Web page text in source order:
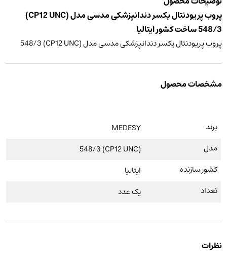
پروب پریودنتال یکسر دندانپزشکی مدسی مدل (CP12 UNC)
548/3 ساخت کشور ایتالیا
پروب پریودنتال یکسر دندانپزشکی مدسی مدل (CP12 UNC) 548/3
مشخصات محصول
برند
MEDESY
مدل
(CP12 UNC) 548/3
کشور سازنده
ایتالیا
تعداد
یک عدد
نظرات